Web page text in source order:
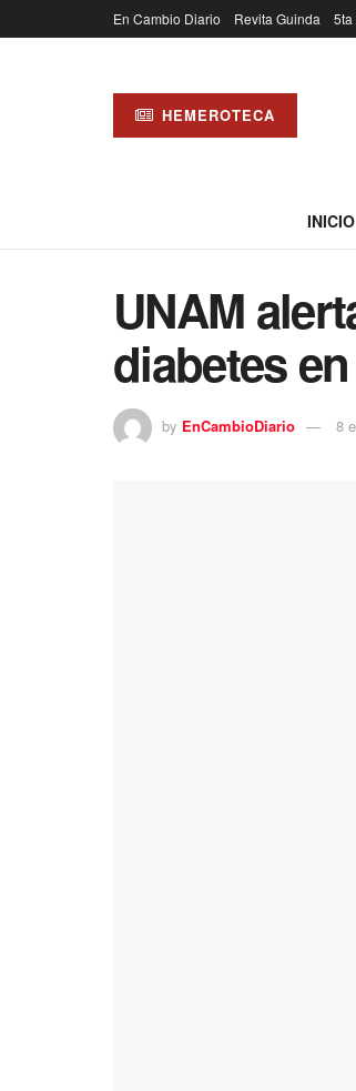
En Cambio Diario Revita Guinda 5ta
HEMEROTECA
INICIO
UNAM
diabetes
by EnCambioDiario 8